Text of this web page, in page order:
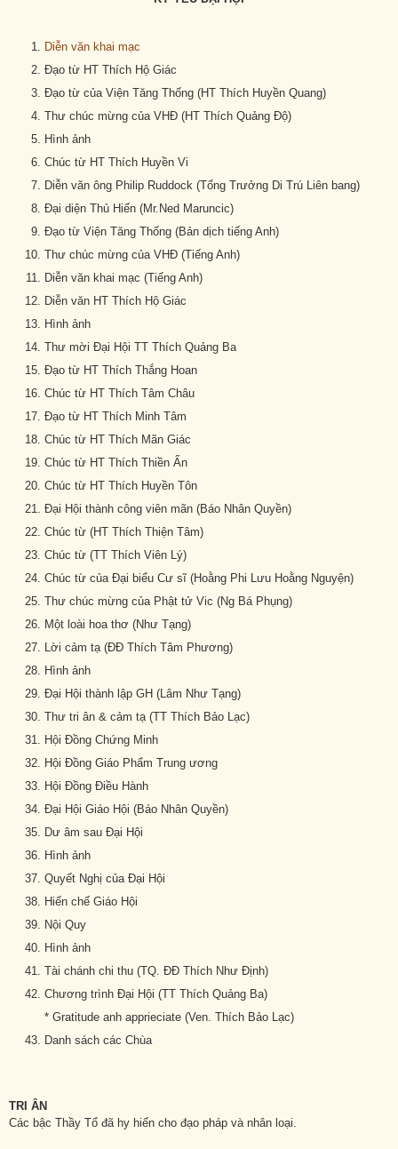
Diễn văn khai mạc
Đạo từ HT Thích Hộ Giác
Đạo từ của Viện Tăng Thống (HT Thích Huyền Quang)
Thư chúc mừng của VHĐ (HT Thích Quảng Độ)
Hình ảnh
Chúc từ HT Thích Huyền Vi
Diễn văn ông Philip Ruddock (Tổng Trưởng Di Trú Liên bang)
Đại diện Thủ Hiến (Mr.Ned Maruncic)
Đạo từ Viện Tăng Thống (Bản dịch tiếng Anh)
Thư chúc mừng của VHĐ (Tiếng Anh)
Diễn văn khai mạc (Tiếng Anh)
Diễn văn HT Thích Hộ Giác
Hình ảnh
Thư mời Đại Hội TT Thích Quảng Ba
Đạo từ HT Thích Thắng Hoan
Chúc từ HT Thích Tâm Châu
Đạo từ HT Thích Minh Tâm
Chúc từ HT Thích Mãn Giác
Chúc từ HT Thích Thiền Ấn
Chúc từ HT Thích Huyền Tôn
Đại Hội thành công viên mãn (Báo Nhân Quyền)
Chúc từ (HT Thích Thiện Tâm)
Chúc từ (TT Thích Viên Lý)
Chúc từ của Đại biểu Cư sĩ (Hoằng Phi Lưu Hoằng Nguyện)
Thư chúc mừng của Phật tử Vic (Ng Bá Phụng)
Một loài hoa thơ (Như Tạng)
Lời cảm tạ (ĐĐ Thích Tâm Phương)
Hình ảnh
Đại Hội thành lập GH (Lâm Như Tạng)
Thư tri ân & cảm tạ (TT Thích Bảo Lạc)
Hội Đồng Chứng Minh
Hội Đồng Giáo Phẩm Trung ương
Hội Đồng Điều Hành
Đại Hội Giáo Hội (Báo Nhân Quyền)
Dư âm sau Đại Hội
Hình ảnh
Quyết Nghị của Đại Hội
Hiến chế Giáo Hội
Nội Quy
Hình ảnh
Tài chánh chi thu (TQ. ĐĐ Thích Như Định)
Chương trình Đại Hội (TT Thích Quảng Ba)
* Gratitude anh apprieciate (Ven. Thích Bảo Lạc)
Danh sách các Chùa
TRI ÂN
Các bậc Thầy Tổ đã hy hiến cho đạo pháp và nhân loại.